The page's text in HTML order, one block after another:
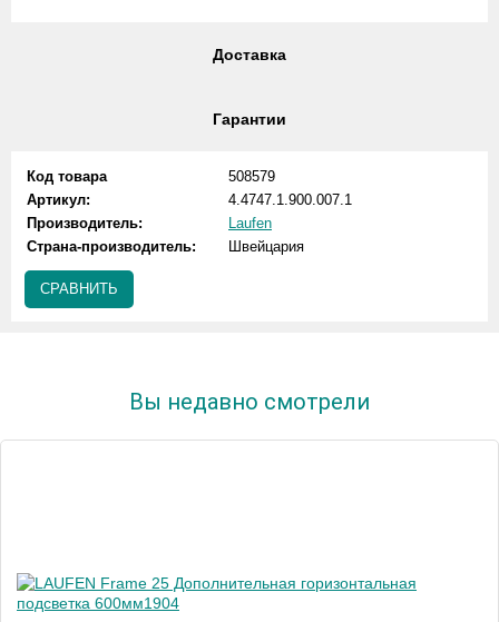
Доставка
Гарантии
Код товара
508579
Артикул:
4.4747.1.900.007.1
Производитель:
Laufen
Страна-производитель:
Швейцария
СРАВНИТЬ
Вы недавно смотрели